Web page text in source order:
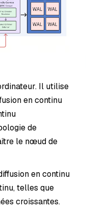
Il utilise
en continu
de
le nœud de
en continu
telles que
croissantes.